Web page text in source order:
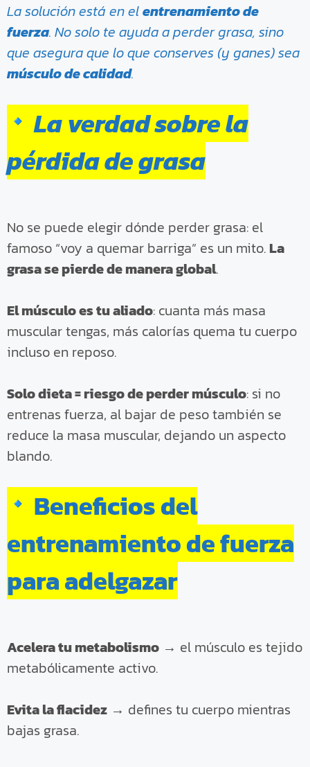
La solución está en elentrenamiento de
fuerza. No solo te ayuda a perder grasa, sino
que asegura que lo que conserves (y ganes) sea
músculo de calidad.
La verdad sobre la
pérdida de grasa
No se puede elegir dónde perder grasa: el
famoso “voy a quemar barriga” es un mito. La
grasa se pierde de manera global.
El músculo es tu aliado: cuanta más masa
muscular tengas, más calorías quema tu cuerpo
incluso en reposo.
Solo dieta = riesgo de perder músculo: si no
entrenas fuerza, al bajar de peso también se
reduce la masa muscular, dejando un aspecto
blando.
Beneficios del
entrenamiento de fuerza
para adelgazar
Acelera tu metabolismo → el músculo es tejido
metabólicamente activo.
Evita la flacidez → defines tu cuerpo mientras
bajas grasa.